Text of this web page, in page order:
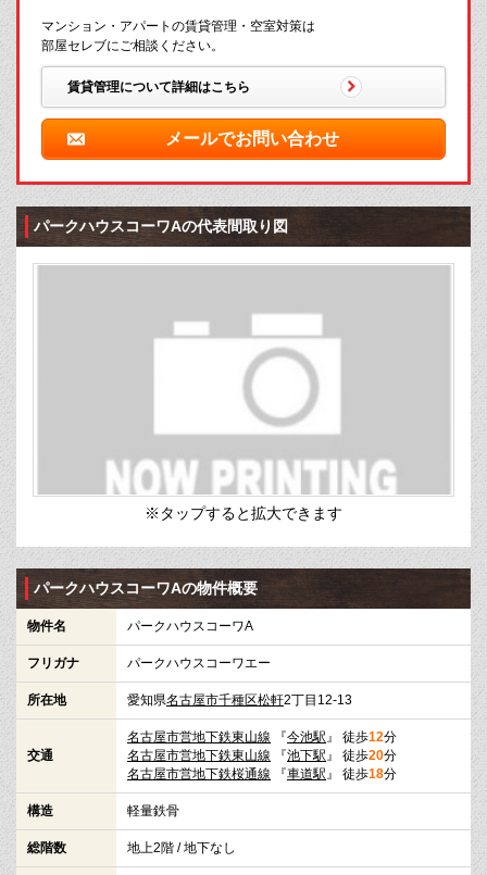
マンション・アパートの賃貸管理・空室対策は
部屋セレブにご相談ください。
賃貸管理について詳細はこちら
メールでお問い合わせ
パークハウスコーワAの代表間取り図
※タップすると拡大できます
パークハウスコーワAの物件概要
物件名 パークハウスコーワA
フリガナ パークハウスコーワエー
所在地 愛知県名古屋市千種区松軒2丁目12-13
交通
名古屋市営地下鉄東山線 『今池駅 』 徒歩12分
名古屋市営地下鉄東山線 『池下駅 』 徒歩20分
名古屋市営地下鉄桜通線 『車道駅 』 徒歩18分
構造 軽量鉄骨
総階数 地上2階 / 地下なし